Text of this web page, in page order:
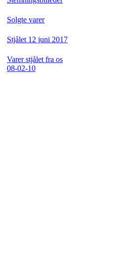
Solgte varer
Stjålet 12 juni 2017
Varer stjålet fra os
08-02-10